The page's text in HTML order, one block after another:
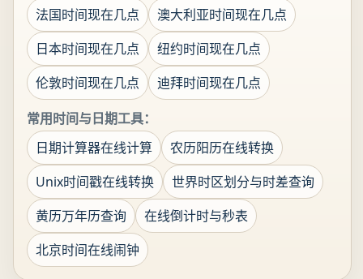
法国时间现在几点
澳大利亚时间现在几点
日本时间现在几点
纽约时间现在几点
伦敦时间现在几点
迪拜时间现在几点
常用时间与日期工具：
日期计算器在线计算
农历阳历在线转换
Unix时间戳在线转换
世界时区划分与时差查询
黄历万年历查询
在线倒计时与秒表
北京时间在线闹钟